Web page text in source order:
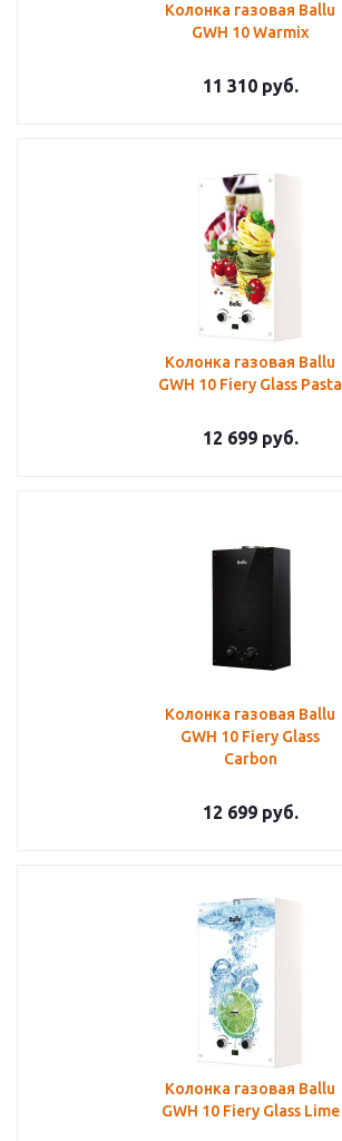
Колонка газовая Ballu
GWH 10 Warmix
11 310руб.
Колонка газовая Ballu
GWH 10 Fiery Glass Pasta
12 699руб.
Колонка газовая Ballu
GWH 10 Fiery Glass
Carbon
12 699руб.
Колонка газовая Ballu
GWH 10 Fiery Glass Lime